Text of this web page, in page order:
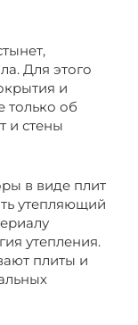
Для этого
и
только об
и стены
в виде плит
утепляющий
утепления.
плиты и